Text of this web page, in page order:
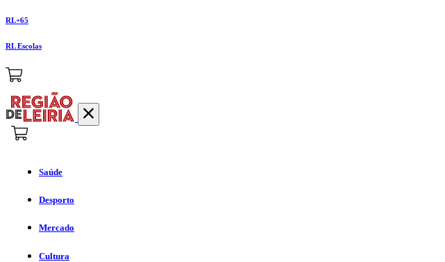
RL+65
RL Escolas
Saúde
Desporto
Mercado
Cultura